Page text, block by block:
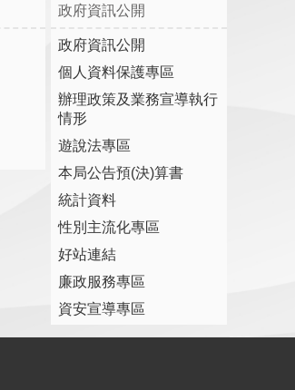
政府資訊公開
政府資訊公開
個人資料保護專區
辦理政策及業務宣導執行
情形
遊說法專區
本局公告預(決)算書
統計資料
性別主流化專區
好站連結
廉政服務專區
資安宣導專區